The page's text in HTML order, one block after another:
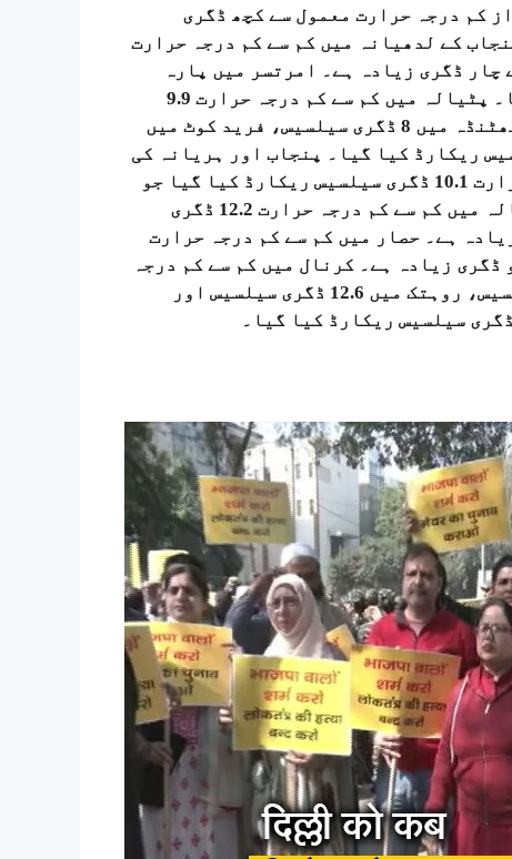
کم درجہ حرارت معمول سے کچھ ڈگری
کے لدھیانہ میں کم سے کم درجہ حرارت
چار ڈگری زیادہ ہے۔ امرتسر میں پارہ
معمول سے تین ڈگری زیادہ 8.1 ڈگری سیلسیس پر تھا۔ پٹیالہ میں کم سے کم درجہ حرارت 9.9
ڈگری سیلسیس، پٹھان کوٹ میں 8.9 ڈگری سیلسیس، بھٹنڈہ میں 8 ڈگری سیلسیس، فرید کوٹ میں
گرداسپور میں 7.5 ڈگری سیلسیس ریکارڈ کیا گیا۔ پنجاب اور ہریانہ کی
مشترکہ راجدھانی چندی گڑھ میں کم از کم درجہ حرارت 10.1 ڈگری سیلسیس ریکارڈ کیا گیا جو
کہ معمول سے تین درجے زیادہ ہے۔ ہریانہ کے امبالہ میں کم سے کم درجہ حرارت 12.2 ڈگری
ہے۔ حصار میں کم سے کم درجہ حرارت
ڈگری زیادہ ہے۔ کرنال میں کم سے کم درجہ
حرارت 9.2 ڈگری سیلسیس، نارنول میں 14 ڈگری سیلسیس، روہتک میں 12.6 ڈگری سیلسیس اور